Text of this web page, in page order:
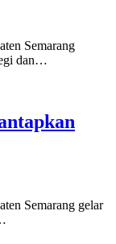
Semarang
dan…
Semarang gelar